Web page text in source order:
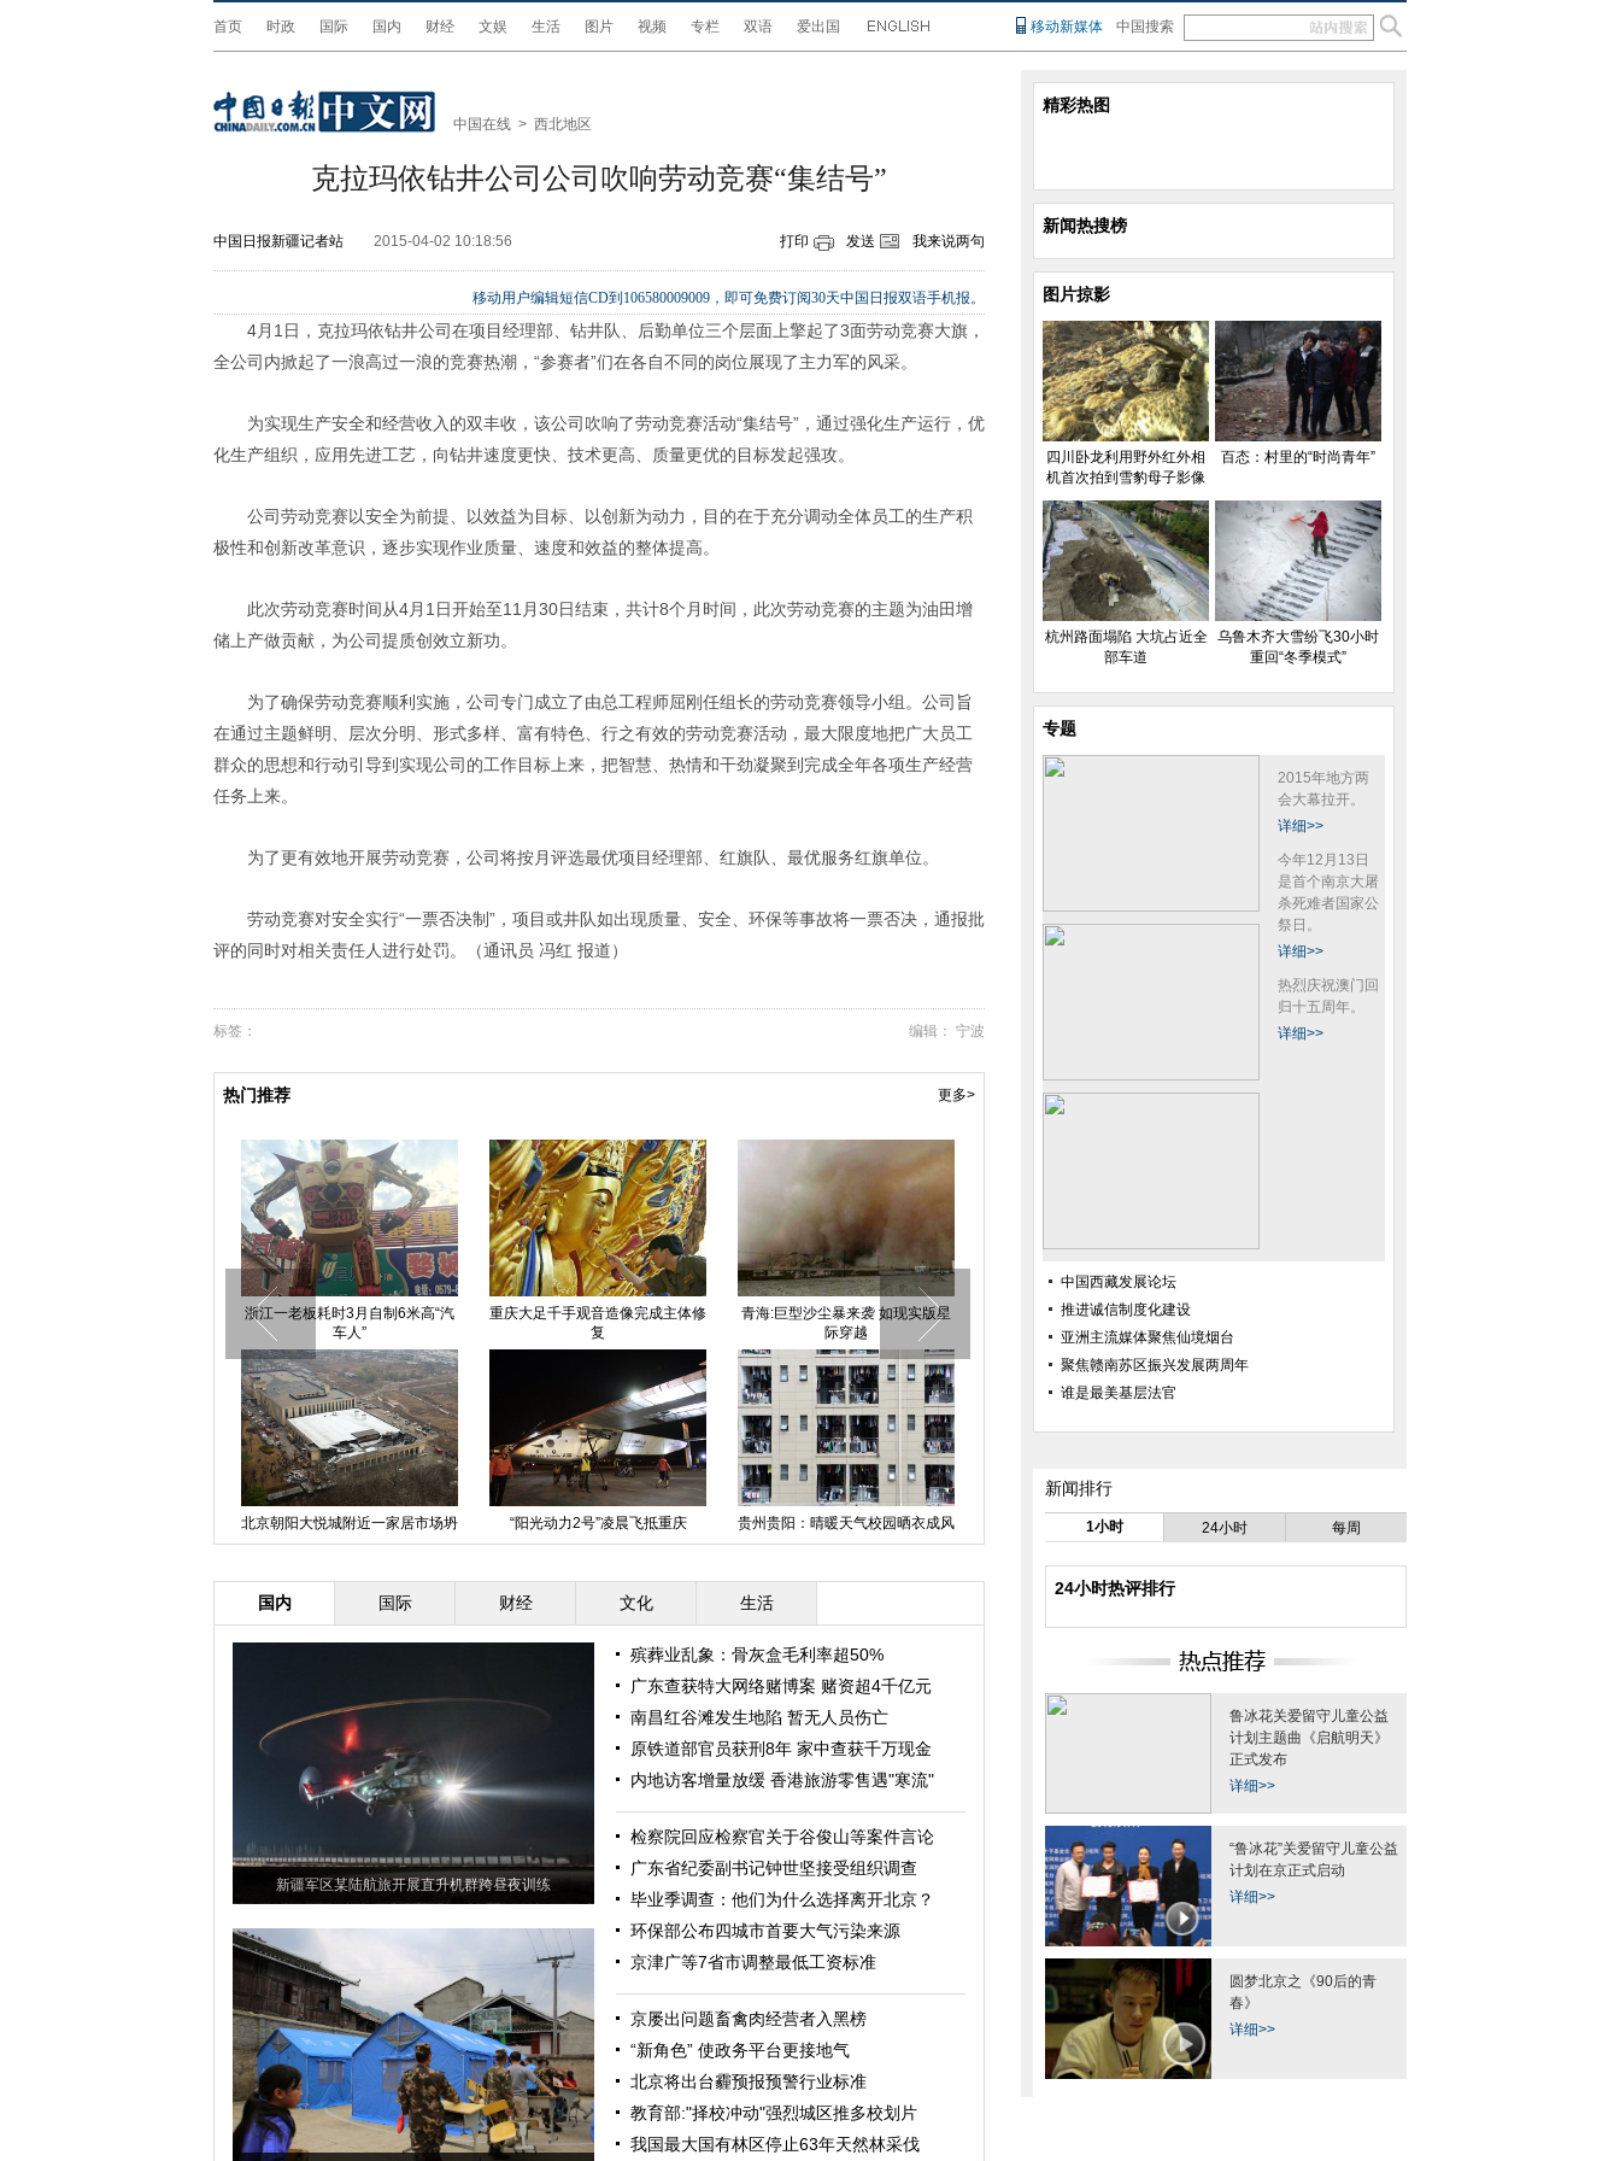
首页 时政 国际 国内 财经 文娱 生活 图片 视频 专栏 双语 爱出国 移动新媒体 中国搜索
中国在线 > 西北地区
克拉玛依钻井公司公司吹响劳动竞赛“集结号”
中国日报新疆记者站 2015-04-02 10:18:56 打印 发送 我来说两句
移动用户编辑短信CD到106580009009，即可免费订阅30天中国日报双语手机报。
4月1日，克拉玛依钻井公司在项目经理部、钻井队、后勤单位三个层面上擎起了3面劳动竞赛大旗，
全公司内掀起了一浪高过一浪的竞赛热潮，“参赛者”们在各自不同的岗位展现了主力军的风采。
为实现生产安全和经营收入的双丰收，该公司吹响了劳动竞赛活动“集结号”，通过强化生产运行，优
化生产组织，应用先进工艺，向钻井速度更快、技术更高、质量更优的目标发起强攻。
公司劳动竞赛以安全为前提、以效益为目标、以创新为动力，目的在于充分调动全体员工的生产积
极性和创新改革意识，逐步实现作业质量、速度和效益的整体提高。
此次劳动竞赛时间从4月1日开始至11月30日结束，共计8个月时间，此次劳动竞赛的主题为油田增
储上产做贡献，为公司提质创效立新功。
为了确保劳动竞赛顺利实施，公司专门成立了由总工程师屈刚任组长的劳动竞赛领导小组。公司旨
在通过主题鲜明、层次分明、形式多样、富有特色、行之有效的劳动竞赛活动，最大限度地把广大员工
群众的思想和行动引导到实现公司的工作目标上来，把智慧、热情和干劲凝聚到完成全年各项生产经营
任务上来。
为了更有效地开展劳动竞赛，公司将按月评选最优项目经理部、红旗队、最优服务红旗单位。
劳动竞赛对安全实行“一票否决制”，项目或井队如出现质量、安全、环保等事故将一票否决，通报批
评的同时对相关责任人进行处罚。（通讯员 冯红 报道）
编辑： 宁波
标签：
热门推荐 更多>
浙江一老板耗时3月自制6米高“汽
车人”
重庆大足千手观音造像完成主体修
青海:巨型沙尘暴来袭 如现实版星
北京朝阳大悦城附近一家居市场坍
塌
“阳光动力2号”凌晨飞抵重庆
贵州贵阳：晴暖天气校园晒衣成风
景
花样滑冰世锦赛在上海落幕
湖南张家界：“蜘蛛侠”1400米悬崖
绝壁上捡垃圾 引游客围观
南京鸡鸣古刹樱花盛开 “赏樱大
军”挤爆整条道
北京男子用“肉卷鲜花”求婚成功
国内 国际 财经 文化 生活
新疆军区某陆航旅开展直升机群跨昼夜训练
殡葬业乱象：骨灰盒毛利率超50%
广东查获特大网络赌博案 赌资超4千亿元
南昌红谷滩发生地陷 暂无人员伤亡
原铁道部官员获刑8年 家中查获千万现金
内地访客增量放缓 香港旅游零售遇"寒流"
检察院回应检察官关于谷俊山等案件言论
广东省纪委副书记钟世坚接受组织调查
毕业季调查：他们为什么选择离开北京？
环保部公布四城市首要大气污染来源
京津广等7省市调整最低工资标准
京屡出问题畜禽肉经营者入黑榜
“新角色” 使政务平台更接地气
北京将出台霾预报预警行业标准
教育部:"择校冲动"强烈城区推多校划片
我国最大国有林区停止63年天然林采伐
精彩热图
新闻热搜榜
图片掠影
四川卧龙利用野外红外相
机首次拍到雪豹母子影像
百态：村里的“时尚青年”
杭州路面塌陷 大坑占近全
部车道
乌鲁木齐大雪纷飞30小时
重回“冬季模式”
专题
2015年地方两
会大幕拉开。
详细>>
今年12月13日
是首个南京大屠
杀死难者国家公
祭日。
详细>>
热烈庆祝澳门回
归十五周年。
详细>>
中国西藏发展论坛
推进诚信制度化建设
亚洲主流媒体聚焦仙境烟台
聚焦赣南苏区振兴发展两周年
谁是最美基层法官
新闻排行
1小时 24小时 每周
24小时热评排行
鲁冰花关爱留守儿童公益
计划主题曲《启航明天》
正式发布
详细>>
“鲁冰花”关爱留守儿童公益
计划在京正式启动
详细>>
圆梦北京之《90后的青
春》
详细>>